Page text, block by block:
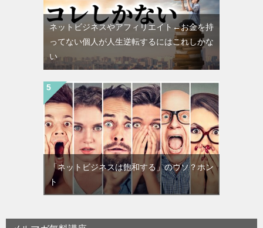
ネットビジネスやアフィリエイト←お金を持
ってない個人が人生逆転するにはこれしかな
い
「ネットビジネスは飽和する」のウソ？ホン
ト